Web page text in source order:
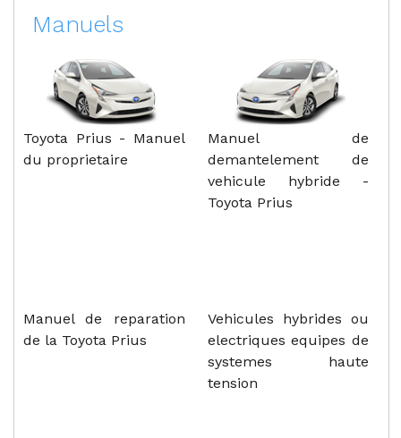
Manuels
Toyota Prius - Manuel
du proprietaire
Manuel de
demantelement de
vehicule hybride -
Toyota Prius
Manuel de reparation
de la Toyota Prius
Vehicules hybrides ou
electriques equipes de
systemes haute
tension